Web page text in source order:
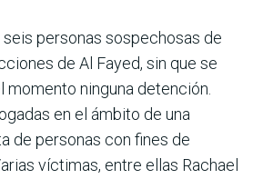
personas sospechosas de
de Al Fayed, sin que se
ninguna detención.
en el ámbito de una
de personas con fines de
víctimas, entre ellas Rachael